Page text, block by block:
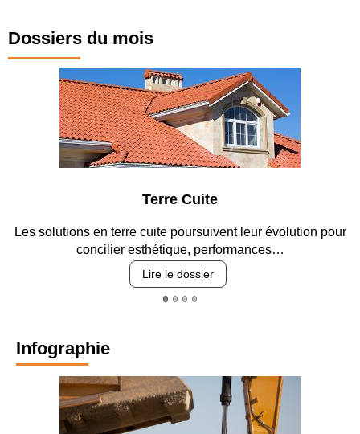
Dossiers du mois
leur évolution pour
Entre circulation, sécurisation des
Infographie